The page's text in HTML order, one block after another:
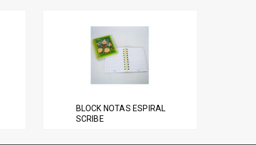
BLOCK NOTAS ESPIRAL
SCRIBE